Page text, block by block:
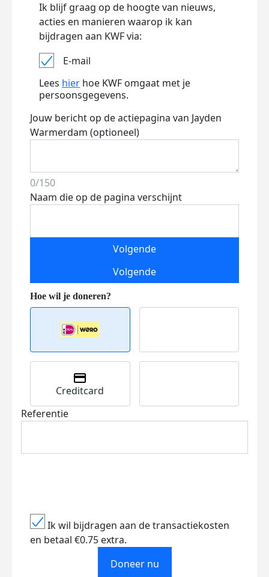
Ik blijf graag op de hoogte van nieuws,
acties en manieren waarop ik kan
bijdragen aan KWF via:
E-mail
Lees hier hoe KWF omgaat met je
persoonsgegevens.
Jouw bericht op de actiepagina van Jayden
Warmerdam (optioneel)
0/150
Naam die op de pagina verschijnt
Volgende
Volgende
Creditcard
Referentie
Ik wil bijdragen aan de transactiekosten
en betaal €0.75 extra.
Doneer nu